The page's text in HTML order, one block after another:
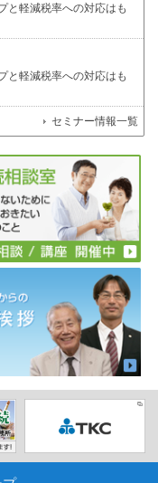
と軽減税率への対応はも
と軽減税率への対応はも
セミナー情報一覧